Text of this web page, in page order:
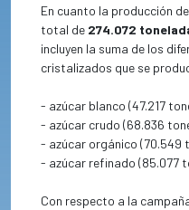
En cuanto la producción
total de 274.072
incluyen la suma de los
cristalizados que se
- azúcar blanco (47.217
- azúcar crudo (68.836
- azúcar orgánico (70.549
- azúcar refinado (85.077
Con respecto a la